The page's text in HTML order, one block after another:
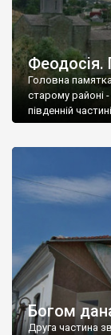
Феодосія.
Головна
старому районі
південній
Богом
Друга частина